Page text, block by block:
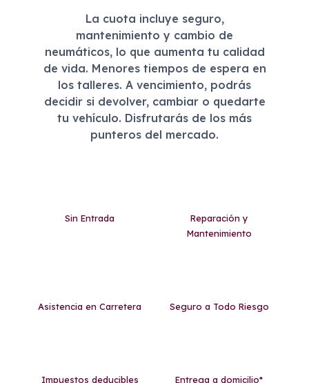
La cuota incluye seguro,
mantenimiento y cambio de
neumáticos, lo que aumenta tu calidad
de vida. Menores tiempos de espera en
los talleres. A vencimiento, podrás
decidir si devolver, cambiar o quedarte
tu vehículo. Disfrutarás de los más
punteros del mercado.
Sin Entrada
Reparación y
Mantenimiento
Asistencia en Carretera Seguro a Todo Riesgo
Impuestos deducibles Entrega a domicilio*